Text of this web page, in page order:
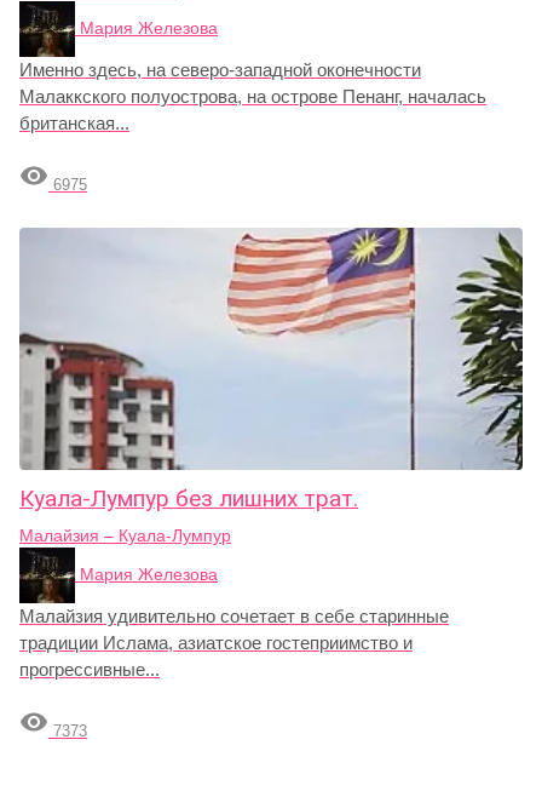
Мария Железова
Именно здесь, на северо-западной оконечности
Малаккского полуострова, на острове Пенанг, началась
британская...
 6975
Куала-Лумпур без лишних трат.
Малайзия – Куала-Лумпур
Мария Железова
Малайзия удивительно сочетает в себе старинные
традиции Ислама, азиатское гостеприимство и
прогрессивные...
 7373